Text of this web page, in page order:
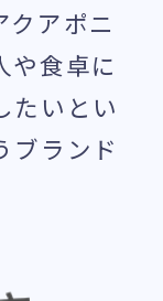
アポニ
や食卓に
たいとい
ブランド